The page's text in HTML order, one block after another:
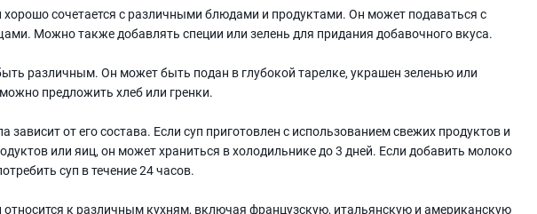
сочетается с различными блюдами и продуктами. Он может подаваться с
Можно также добавлять специи или зелень для придания добавочного вкуса.
различным. Он может быть подан в глубокой тарелке, украшен зеленью или
предложить хлеб или гренки.
зависит от его состава. Если суп приготовлен с использованием свежих продуктов и
или яиц, он может храниться в холодильнике до 3 дней. Если добавить молоко
суп в течение 24 часов.
к различным кухням, включая французскую, итальянскую и американскую